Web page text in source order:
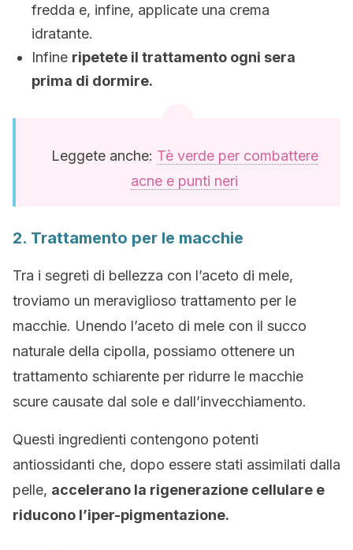
fredda e, infine, applicate una crema
idratante.
Infine ripetete il trattamento ogni sera
prima di dormire.
Leggete anche: Tè verde per combattere
acne e punti neri
2. Trattamento per le macchie
Tra i segreti di bellezza con l’aceto di mele,
troviamo un meraviglioso trattamento per le
macchie. Unendo l’aceto di mele con il succo
naturale della cipolla, possiamo ottenere un
trattamento schiarente per ridurre le macchie
scure causate dal sole e dall’invecchiamento.
Questi ingredienti contengono potenti
antiossidanti che, dopo essere stati assimilati dalla
pelle, accelerano la rigenerazione cellulare e
riducono l’iper-pigmentazione.